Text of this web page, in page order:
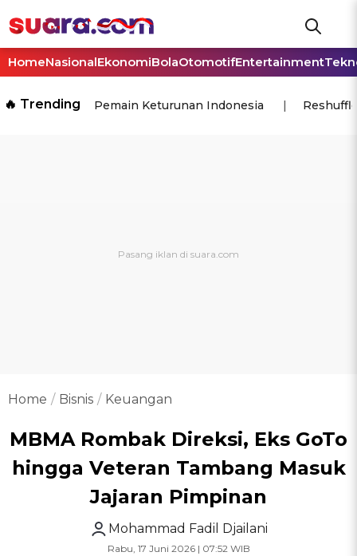
HomeNasionalEkonomiBolaOtomotifEntertainment
🔥 Trending Pemain Keturunan Indonesia
Home Bisnis Keuangan
MBMA Rombak Direksi, Eks GoTo
hingga Veteran Tambang Masuk
Jajaran Pimpinan
Mohammad Fadil Djailani
Rabu, 17 Juni 2026 | 07:52 WIB